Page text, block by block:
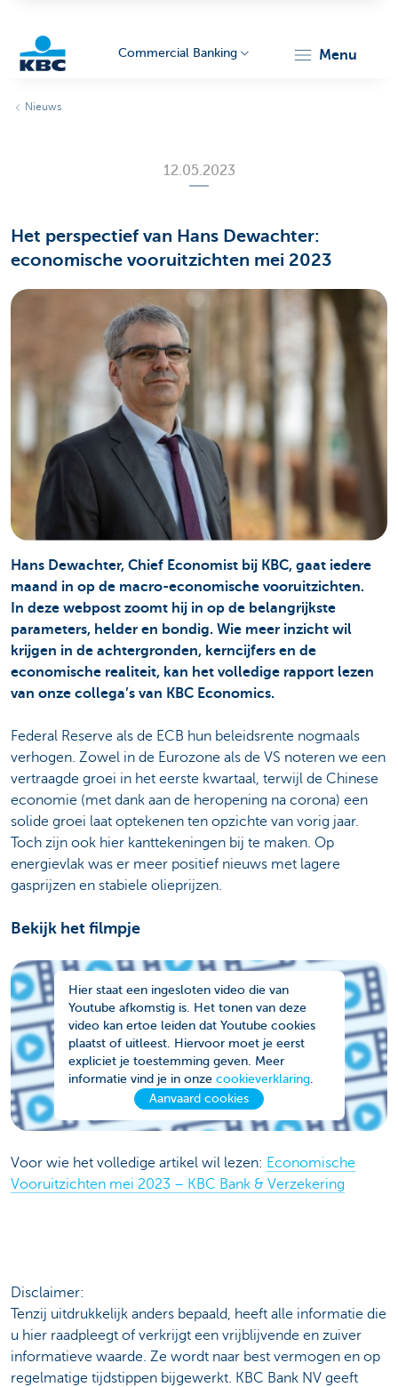
Commercial Banking menu
Nieuws
12.05.2023
Het perspectief van Hans Dewachter:
economische vooruitzichten mei 2023
Hans Dewachter, Chief Economist bij KBC, gaat iedere
maand in op de macro-economische vooruitzichten.
In deze webpost zoomt hij in op de belangrijkste
parameters, helder en bondig. Wie meer inzicht wil
krijgen in de achtergronden, kerncijfers en de
economische realiteit, kan het volledige rapport lezen
van onze collega’s van KBC Economics.
Federal Reserve als de ECB hun beleidsrente nogmaals
verhogen. Zowel in de Eurozone als de VS noteren we een
vertraagde groei in het eerste kwartaal, terwijl de Chinese
economie (met dank aan de heropening na corona) een
solide groei laat optekenen ten opzichte van vorig jaar.
Toch zijn ook hier kanttekeningen bij te maken. Op
energievlak was er meer positief nieuws met lagere
gasprijzen en stabiele olieprijzen.
Bekijk het filmpje
Hier staat een ingesloten video die van
Youtube afkomstig is. Het tonen van deze
video kan ertoe leiden dat Youtube cookies
plaatst of uitleest. Hiervoor moet je eerst
expliciet je toestemming geven. Meer
informatie vind je in onze cookieverklaring.
Aanvaard cookies
Voor wie het volledige artikel wil lezen: Economische
Vooruitzichten mei 2023 – KBC Bank & Verzekering
Disclaimer:
Tenzij uitdrukkelijk anders bepaald, heeft alle informatie die
u hier raadpleegt of verkrijgt een vrijblijvende en zuiver
informatieve waarde. Ze wordt naar best vermogen en op
regelmatige tijdstippen bijgewerkt. KBC Bank NV geeft